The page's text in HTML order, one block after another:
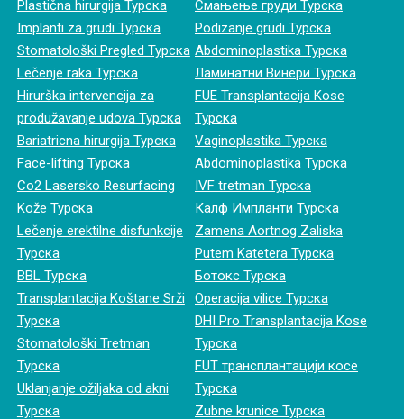
Plastična hirurgija Турска
Implanti za grudi Турска
Stomatološki Pregled Турска
Lečenje raka Турска
Hirurška intervencija za
produžavanje udova Турска
Bariatricna hirurgija Турска
Face-lifting Турска
Co2 Lasersko Resurfacing
Kože Турска
Lečenje erektilne disfunkcije
Турска
BBL Турска
Transplantacija Koštane Srži
Турска
Stomatološki Tretman
Турска
Uklanjanje ožiljaka od akni
Турска
Смањење груди Турска
Podizanje grudi Турска
Abdominoplastika Турска
Ламинатни Винери Турска
FUE Transplantacija Kose
Турска
Vaginoplastika Турска
Abdominoplastika Турска
IVF tretman Турска
Калф Импланти Турска
Zamena Aortnog Zaliska
Putem Katetera Турска
Ботокс Турска
Operacija vilice Турска
DHI Pro Transplantacija Kose
Турска
FUT трансплантацији косе
Турска
Zubne krunice Турска